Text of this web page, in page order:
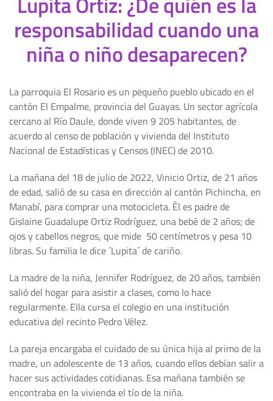
responsabilidad cuando una
niña o niño desaparecen?
La parroquia El Rosario es un pequeño pueblo ubicado en el
cantón El Empalme, provincia del Guayas. Un sector agrícola
cercano al Río Daule, donde viven 9 205 habitantes, de
acuerdo al censo de población y vivienda del Instituto
Nacional de Estadísticas y Censos (INEC) de 2010.
La mañana del 18 de julio de 2022, Vinicio Ortiz, de 21 años
de edad, salió de su casa en dirección al cantón Pichincha, en
Manabí, para comprar una motocicleta. Él es padre de
Gislaine Guadalupe Ortiz Rodríguez, una bebé de 2 años; de
ojos y cabellos negros, que mide 50 centímetros y pesa 10
libras. Su familia le dice ´Lupita´ de cariño.
La madre de la niña, Jennifer Rodríguez, de 20 años, también
salió del hogar para asistir a clases, como lo hace
regularmente. Ella cursa el colegio en una institución
educativa del recinto Pedro Vélez.
La pareja encargaba el cuidado de su única hija al primo de la
madre, un adolescente de 13 años, cuando ellos debían salir a
hacer sus actividades cotidianas. Esa mañana también se
encontraba en la vivienda el tío de la niña.